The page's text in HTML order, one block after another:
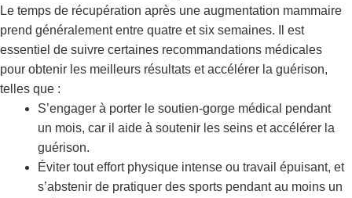
Le temps de récupération après une augmentation mammaire
prend généralement entre quatre et six semaines. Il est
essentiel de suivre certaines recommandations médicales
pour obtenir les meilleurs résultats et accélérer la guérison,
telles que :
S’engager à porter le soutien-gorge médical pendant
un mois, car il aide à soutenir les seins et accélérer la
guérison.
Éviter tout effort physique intense ou travail épuisant, et
s’abstenir de pratiquer des sports pendant au moins un